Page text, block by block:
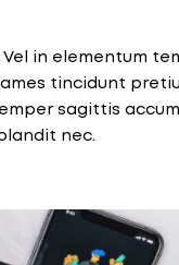
in elementum
tincidunt
sagittis
nec.